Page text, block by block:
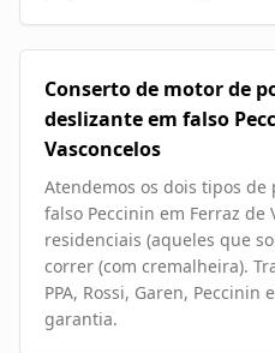
Conserto de motor de
deslizante em falso
Vasconcelos
Atendemos os dois tipos de
falso Peccinin em Ferraz de
residenciais (aqueles que
correr (com cremalheira).
PPA, Rossi, Garen,
garantia.